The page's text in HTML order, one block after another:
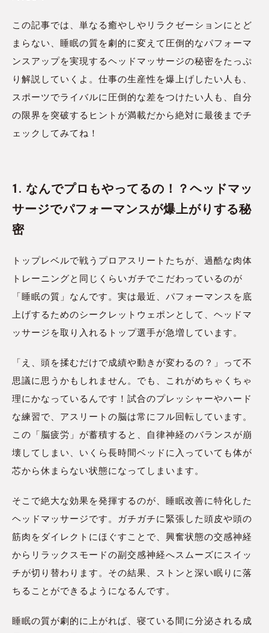
この記事では、単なる癒やしやリラクゼーションにとど
まらない、睡眠の質を劇的に変えて圧倒的なパフォーマ
ンスアップを実現するヘッドマッサージの秘密をたっぷ
り解説していくよ。仕事の生産性を爆上げしたい人も、
スポーツでライバルに圧倒的な差をつけたい人も、自分
の限界を突破するヒントが満載だから絶対に最後までチ
ェックしてみてね！
1. なんでプロもやってるの！？ヘッドマッ
サージでパフォーマンスが爆上がりする秘
密
トップレベルで戦うプロアスリートたちが、過酷な肉体
トレーニングと同じくらいガチでこだわっているのが
「睡眠の質」なんです。実は最近、パフォーマンスを底
上げするためのシークレットウェポンとして、ヘッドマ
ッサージを取り入れるトップ選手が急増しています。
「え、頭を揉むだけで成績や動きが変わるの？」って不
思議に思うかもしれません。でも、これがめちゃくちゃ
理にかなっているんです！試合のプレッシャーやハード
な練習で、アスリートの脳は常にフル回転しています。
この「脳疲労」が蓄積すると、自律神経のバランスが崩
壊してしまい、いくら長時間ベッドに入っていても体が
芯から休まらない状態になってしまいます。
そこで絶大な効果を発揮するのが、睡眠改善に特化した
ヘッドマッサージです。ガチガチに緊張した頭皮や頭の
筋肉をダイレクトにほぐすことで、興奮状態の交感神経
からリラックスモードの副交感神経へスムーズにスイッ
チが切り替わります。その結果、ストンと深い眠りに落
ちることができるようになるんです。
睡眠の質が劇的に上がれば、寝ている間に分泌される成